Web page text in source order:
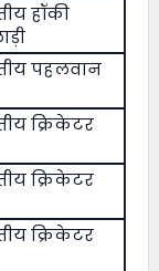
हॉकी
पहलवान
क्रिकेटर
क्रिकेटर
क्रिकेटर